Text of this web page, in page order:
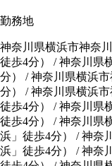
勤務地
神奈川県横浜市神奈
徒歩4分） / 神奈川県
分） / 神奈川県横浜
分） / 神奈川県横浜
徒歩4分） / 神奈川県
徒歩4分） / 神奈川県
浜」徒歩4分） / 神奈
浜」徒歩4分） / 神奈